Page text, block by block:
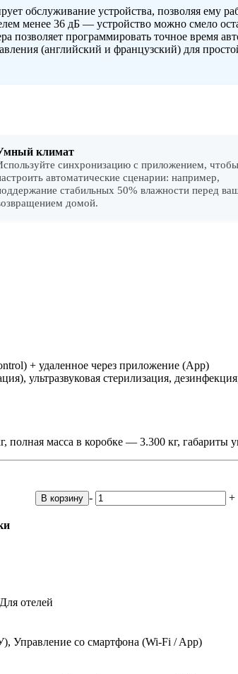
обслуживание устройства, позволяя ему
менее 36 дБ — устройство можно смело
позволяет программировать точное время
(английский и французский) для
климат
синхронизацию с приложением, чтобы
автоматические сценарии: например,
стабильных 50% влажности перед
домой.
+ удаленное через приложение (App)
ультразвуковая стерилизация,
полная масса в коробке — 3.300 кг,
В корзину - +
отелей
Управление со смартфона (Wi-Fi / App)